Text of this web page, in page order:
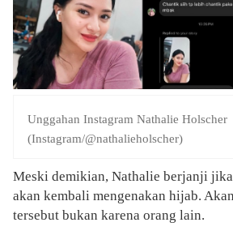
Unggahan Instagram Nathalie Holscher
(Instagram/@nathalieholscher)
Meski demikian, Nathalie berjanji
akan kembali mengenakan hijab.
tersebut bukan karena orang lain.